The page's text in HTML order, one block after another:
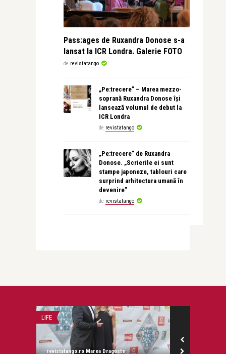
Pass:ages de Ruxandra Donose s-a
lansat la ICR Londra. Galerie FOTO
de revistatango
„Pe:trecere” – Marea mezzo-
soprană Ruxandra Donose își
lansează volumul de debut la
ICR Londra
de revistatango
„Pe:trecere” de Ruxandra
Donose. „Scrierile ei sunt
stampe japoneze, tablouri care
surprind arhitectura umană în
devenire”
de revistatango
LIFE
revistatango.ro Marea Dragoste